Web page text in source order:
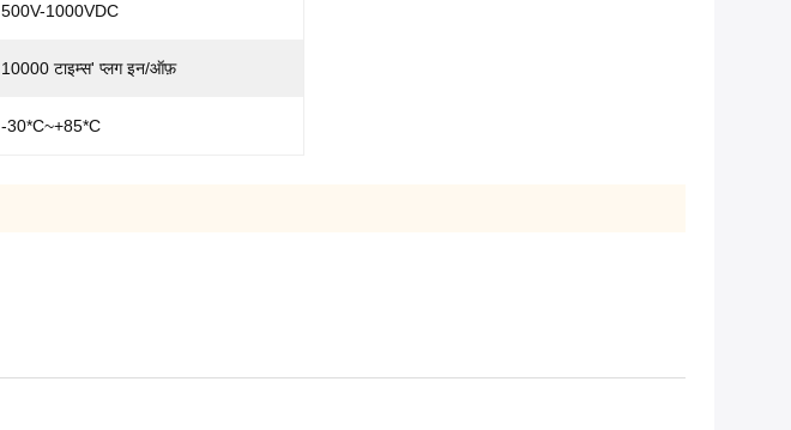
500V-1000VDC
10000 टाइम्स' प्लग इन/ऑफ़
-30*C~+85*C